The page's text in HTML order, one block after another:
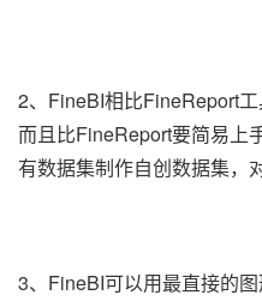
2、FineBI相比FineReport
而且比FineReport要简易上
有数据集制作自创数据集，
3、FineBI可以用最直接的